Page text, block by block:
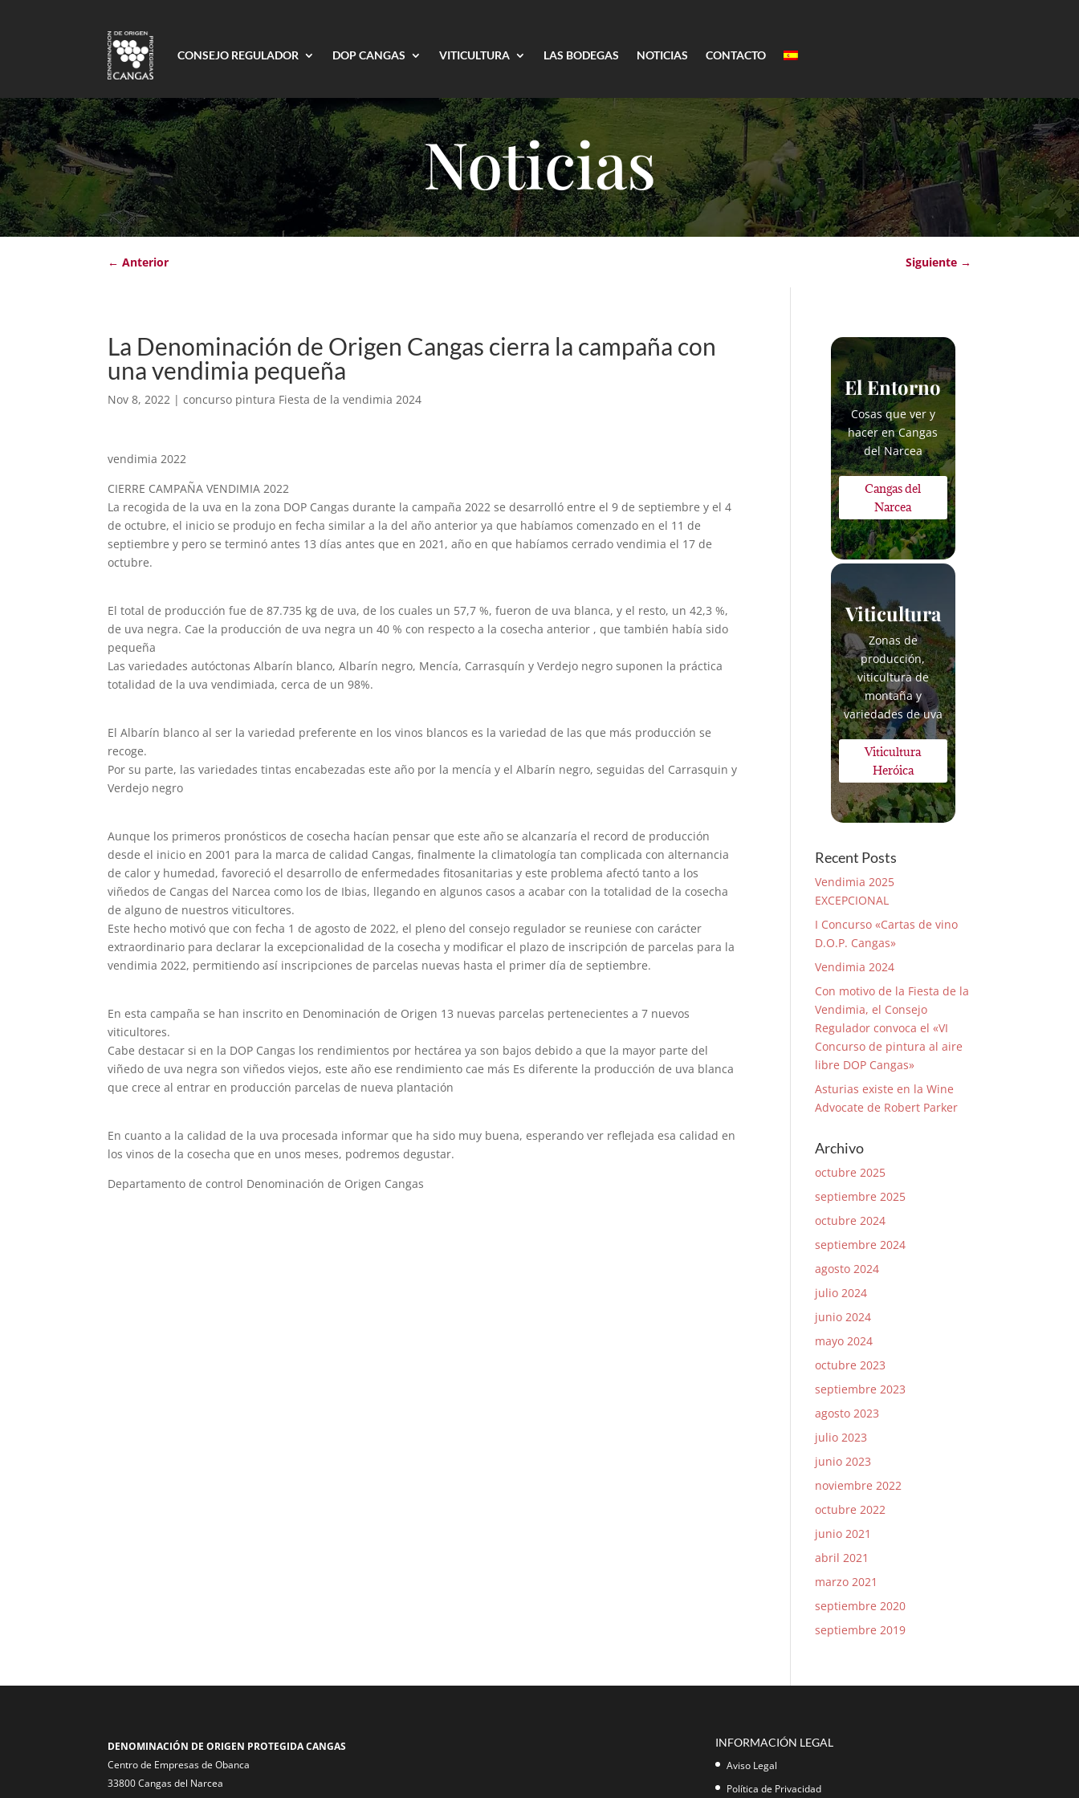
CONSEJO REGULADOR DOP CANGAS VITICULTURA LAS BODEGAS NOTICIAS CONTACTO
Noticias
←Anterior Siguiente→
La Denominación de Origen Cangas cierra la campaña con
una vendimia pequeña
Nov 8, 2022 |concurso pintura Fiesta de la vendimia 2024
vendimia 2022
CIERRE CAMPAÑA VENDIMIA 2022
La recogida de la uva en la zona DOP Cangas durante la campaña 2022 se desarrolló entre el 9 de septiembre y el 4
de octubre, el inicio se produjo en fecha similar a la del año anterior ya que habíamos comenzado en el 11 de
septiembre y pero se terminó antes 13 días antes que en 2021, año en que habíamos cerrado vendimia el 17 de
octubre.
El total de producción fue de 87.735 kg de uva, de los cuales un 57,7 %, fueron de uva blanca, y el resto, un 42,3 %,
de uva negra. Cae la producción de uva negra un 40 % con respecto a la cosecha anterior , que también había sido
pequeña
Las variedades autóctonas Albarín blanco, Albarín negro, Mencía, Carrasquín y Verdejo negro suponen la práctica
totalidad de la uva vendimiada, cerca de un 98%.
El Albarín blanco al ser la variedad preferente en los vinos blancos es la variedad de las que más producción se
recoge.
Por su parte, las variedades tintas encabezadas este año por la mencía y el Albarín negro, seguidas del Carrasquin y
Verdejo negro
Aunque los primeros pronósticos de cosecha hacían pensar que este año se alcanzaría el record de producción
desde el inicio en 2001 para la marca de calidad Cangas, finalmente la climatología tan complicada con alternancia
de calor y humedad, favoreció el desarrollo de enfermedades fitosanitarias y este problema afectó tanto a los
viñedos de Cangas del Narcea como los de Ibias, llegando en algunos casos a acabar con la totalidad de la cosecha
de alguno de nuestros viticultores.
Este hecho motivó que con fecha 1 de agosto de 2022, el pleno del consejo regulador se reuniese con carácter
extraordinario para declarar la excepcionalidad de la cosecha y modificar el plazo de inscripción de parcelas para la
vendimia 2022, permitiendo así inscripciones de parcelas nuevas hasta el primer día de septiembre.
En esta campaña se han inscrito en Denominación de Origen 13 nuevas parcelas pertenecientes a 7 nuevos
viticultores.
Cabe destacar si en la DOP Cangas los rendimientos por hectárea ya son bajos debido a que la mayor parte del
viñedo de uva negra son viñedos viejos, este año ese rendimiento cae más Es diferente la producción de uva blanca
que crece al entrar en producción parcelas de nueva plantación
En cuanto a la calidad de la uva procesada informar que ha sido muy buena, esperando ver reflejada esa calidad en
los vinos de la cosecha que en unos meses, podremos degustar.
Departamento de control Denominación de Origen Cangas
El Entorno
Cosas que ver y
hacer en Cangas
del Narcea
Cangas del
Narcea
Viticultura
Zonas de
producción,
viticultura de
montaña y
variedades de uva
Viticultura
Heróica
Recent Posts
Vendimia 2025
EXCEPCIONAL
I Concurso «Cartas de vino
D.O.P. Cangas»
Vendimia 2024
Con motivo de la Fiesta de la
Vendimia, el Consejo
Regulador convoca el «VI
Concurso de pintura al aire
libre DOP Cangas»
Asturias existe en la Wine
Advocate de Robert Parker
Archivo
octubre 2025
septiembre 2025
octubre 2024
septiembre 2024
agosto 2024
julio 2024
junio 2024
mayo 2024
octubre 2023
septiembre 2023
agosto 2023
julio 2023
junio 2023
noviembre 2022
octubre 2022
junio 2021
abril 2021
marzo 2021
septiembre 2020
septiembre 2019
DENOMINACIÓN DE ORIGEN PROTEGIDA CANGAS
Centro de Empresas de Obanca
33800 Cangas del Narcea
INFORMACIÓN LEGAL
Aviso Legal
Política de Privacidad